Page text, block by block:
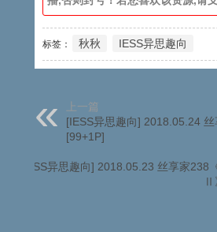
标签： 秋秋 IESS异思趣向
上一篇
[IESS异思趣向] 2018.05.24 丝
[99+1P]
[IESS异思趣向] 2018.05.23 丝享家238
Ⅱ